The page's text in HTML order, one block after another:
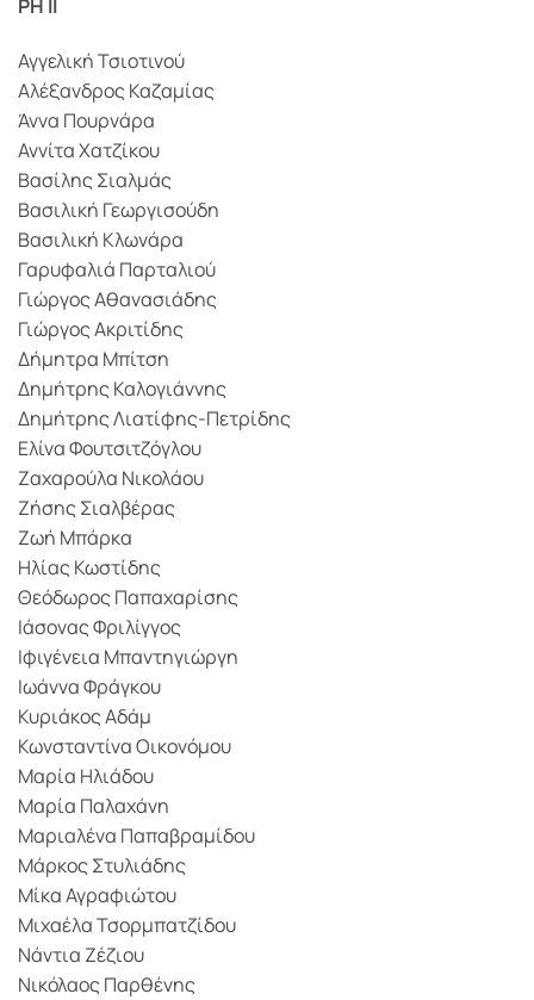
PH II
Αγγελική Τσιοτινού
Αλέξανδρος Καζαμίας
Άννα Πουρνάρα
Αννίτα Χατζίκου
Βασίλης Σιαλμάς
Βασιλική Γεωργισούδη
Βασιλική Κλωνάρα
Γαρυφαλιά Παρταλιού
Γιώργος Αθανασιάδης
Γιώργος Ακριτίδης
Δήμητρα Μπίτση
Δημήτρης Καλογιάννης
Δημήτρης Λιατίφης-Πετρίδης
Ελίνα Φουτσιτζόγλου
Ζαχαρούλα Νικολάου
Ζήσης Σιαλβέρας
Ζωή Μπάρκα
Ηλίας Κωστίδης
Θεόδωρος Παπαχαρίσης
Ιάσονας Φριλίγγος
Ιφιγένεια Μπαντηγιώργη
Ιωάννα Φράγκου
Κυριάκος Αδάμ
Κωνσταντίνα Οικονόμου
Μαρία Ηλιάδου
Μαρία Παλαχάνη
Μαριαλένα Παπαβραμίδου
Μάρκος Στυλιάδης
Μίκα Αγραφιώτου
Μιχαέλα Τσορμπατζίδου
Νάντια Ζέζιου
Νικόλαος Παρθένης